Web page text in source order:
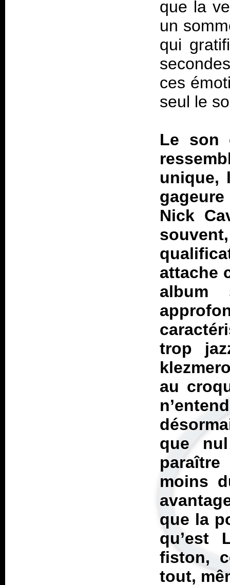
que la
un
qui
ces
seul le
Le son
unique,
Nick
attache
album
trop
au
que
moins
que la
qu’est
fiston,
tout,